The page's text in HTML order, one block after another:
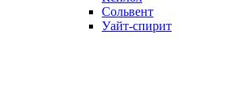
Сольвент
Уайт-спирит